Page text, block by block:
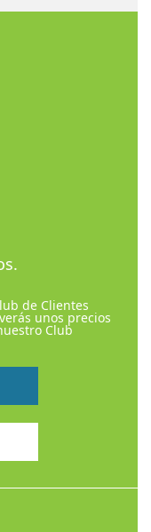
de Clientes
unos precios
Club